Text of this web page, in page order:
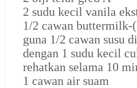
2 sudu kecil vanila
1/2 cawan buttermilk-
guna 1/2 cawan susu
dengan 1 sudu kecil
rehatkan selama 10
1 cawan air suam